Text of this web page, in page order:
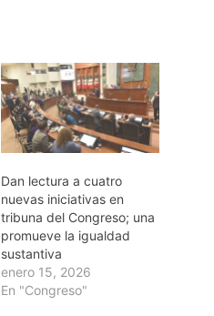
Dan lectura a cuatro
nuevas iniciativas en
tribuna del Congreso; una
promueve la igualdad
sustantiva
enero 15, 2026
En "Congreso"